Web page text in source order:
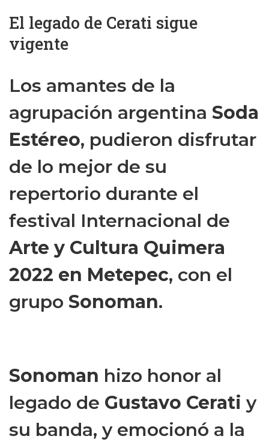
El legado de Cerati sigue
vigente
Los amantes de la
agrupación argentina Soda
Estéreo, pudieron disfrutar
de lo mejor de su
repertorio durante el
festival Internacional de
Arte y Cultura Quimera
2022 en Metepec, con el
grupo Sonoman.
Sonoman hizo honor al
legado de Gustavo Cerati y
su banda, y emocionó a la